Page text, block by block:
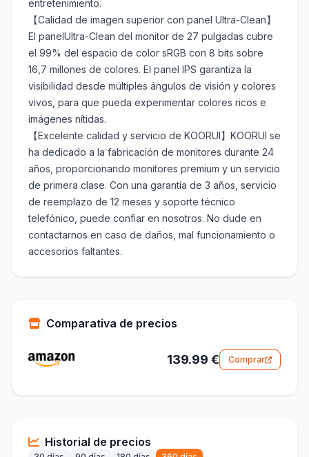
entretenimiento.
【Calidad de imagen superior con panel Ultra-Clean】
El panelUltra-Clean del monitor de 27 pulgadas cubre
el 99% del espacio de color sRGB con 8 bits sobre
16,7 millones de colores. El panel IPS garantiza la
visibilidad desde múltiples ángulos de visión y colores
vivos, para que pueda experimentar colores ricos e
imágenes nítidas.
【Excelente calidad y servicio de KOORUI】KOORUI se
ha dedicado a la fabricación de monitores durante 24
años, proporcionando monitores premium y un servicio
de primera clase. Con una garantía de 3 años, servicio
de reemplazo de 12 meses y soporte técnico
telefónico, puede confiar en nosotros. No dude en
contactarnos en caso de daños, mal funcionamiento o
accesorios faltantes.
Comparativa de precios
139.99 € Comprar
Historial de precios